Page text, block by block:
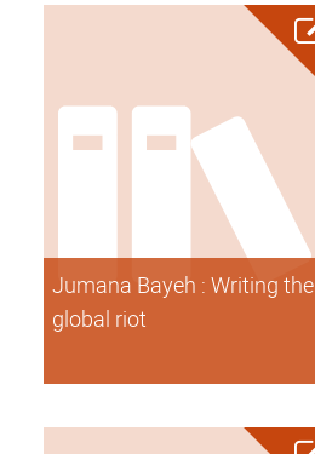
Jumana Bayeh : Writing the
global riot